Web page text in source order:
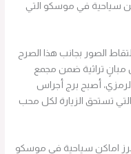
سياحية في موسكو التي
الصور بجانب هذا الصرح
مبانٍ تراثية ضمن مجمع
أصبح برج أجراس
تستحق الزيارة لكل محب
اماكن سياحية في موسكو